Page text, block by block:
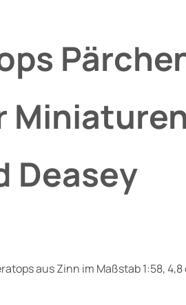
Deasey
aus Zinn im Maßstab 1:58, 4,8